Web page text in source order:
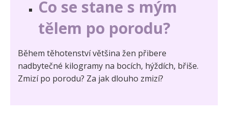
Co se stane s mým
tělem po porodu?
Během těhotenství většina žen přibere
nadbytečné kilogramy na bocích, hýždích, břiše.
Zmizí po porodu? Za jak dlouho zmizí?